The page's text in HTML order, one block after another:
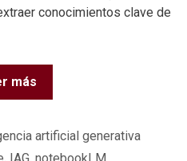
conocimientos clave de
más
artificial generativa